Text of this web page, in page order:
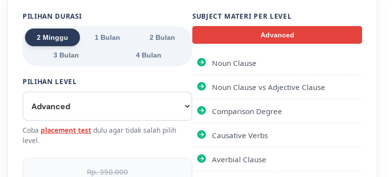
PILIHAN DURASI
2 Minggu 1 Bulan 2 Bulan
3 Bulan 4 Bulan
PILIHAN LEVEL
Coba placement test dulu agar tidak salah pilih
level.
Rp. 350.000
SUBJECT MATERI PER LEVEL
Advanced
Noun Clause
Noun Clause vs Adjective Clause
Comparison Degree
Causative Verbs
Averbial Clause